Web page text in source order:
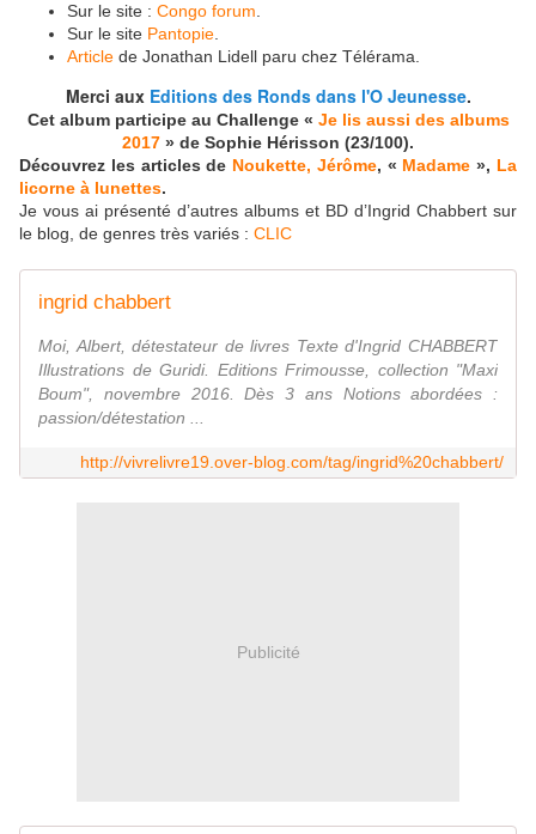
Sur le site : Congo forum
Sur le site Pantopie
Article de Jonathan Lidell paru chez Télérama.
Merci aux Editions des Ronds dans l'O Jeunesse.
Cet album participe au Challenge « Je lis aussi des albums
2017 » de Sophie Hérisson (23/100).
Découvrez les articles de Noukette, Jérôme, « Madame », La
licorne à lunettes.
Je vous ai présenté d’autres albums et BD d’Ingrid Chabbert sur
le blog, de genres très variés : CLIC
ingrid chabbert
Moi, Albert, détestateur de livres Texte d'Ingrid CHABBERT
Illustrations de Guridi. Editions Frimousse, collection "Maxi
Boum", novembre 2016. Dès 3 ans Notions abordées :
passion/détestation ...
http://vivrelivre19.over-blog.com/tag/ingrid%20chabbert/
Publicité